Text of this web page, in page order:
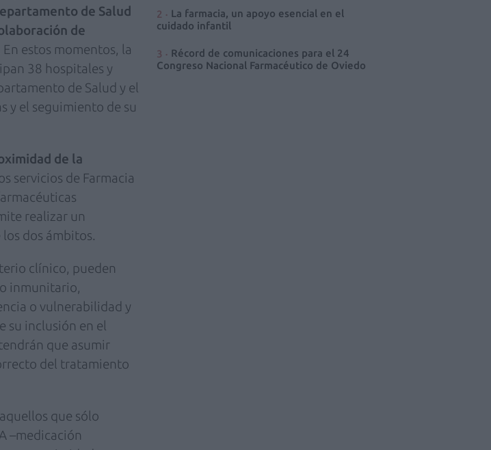
de Salud
de
estos momentos, la
38 hospitales y
de Salud y el
y el seguimiento de su
de la
servicios de Farmacia
realizar un
dos ámbitos.
clínico, pueden
inmunitario,
o vulnerabilidad y
su inclusión en el
que asumir
del tratamiento
que sólo
–medicación
La farmacia, un apoyo esencial en el
cuidado infantil
Récord de comunicaciones para el 24
Congreso Nacional Farmacéutico de Oviedo